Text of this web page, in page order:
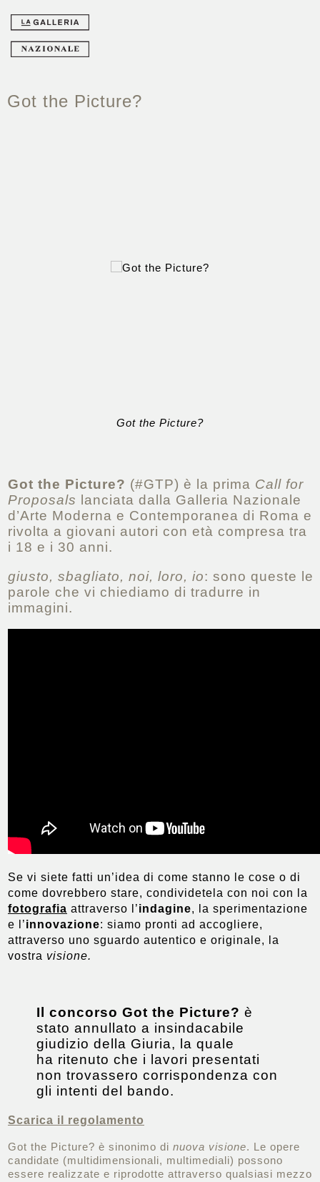
Got the Picture?
Got the Picture?
Got the Picture? (#GTP) è la prima Call for
Proposals lanciata dalla Galleria Nazionale
d’Arte Moderna e Contemporanea di Roma e
rivolta a giovani autori con età compresa tra
i 18 e i 30 anni.
giusto, sbagliato, noi, loro, io: sono queste le
parole che vi chiediamo di tradurre in
immagini.
Se vi siete fatti un’idea di come stanno le cose o di
come dovrebbero stare, condividetela con noi con la
fotografia attraverso l’indagine, la sperimentazione
e l’innovazione: siamo pronti ad accogliere,
attraverso uno sguardo autentico e originale, la
vostra visione.
Il concorso Got the Picture? è
stato annullato a insindacabile
giudizio della Giuria, la quale
ha ritenuto che i lavori presentati
non trovassero corrispondenza con
gli intenti del bando.
Scarica il regolamento
Got the Picture? è sinonimo di nuova visione. Le opere
candidate (multidimensionali, multimediali) possono
essere realizzate e riprodotte attraverso qualsiasi mezzo